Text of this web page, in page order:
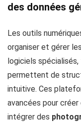
des données
Les outils
organiser et gérer les
logiciels
permettent de
intuitive. Ces
avancées pour
intégrer des